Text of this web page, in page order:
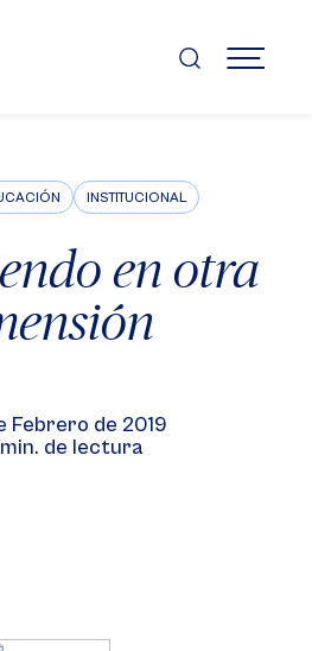
MENÚ
INSTITUCIONAL
en otra
Febrero de 2019
de lectura